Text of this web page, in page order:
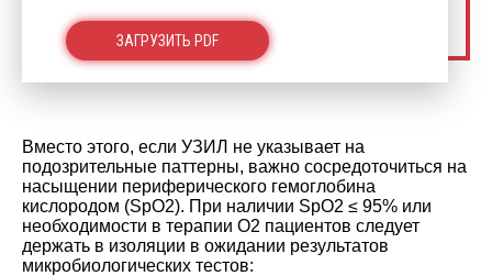
ЗАГРУЗИТЬ PDF
Вместо этого, если УЗИЛ не указывает на
подозрительные паттерны, важно сосредоточиться на
насыщении периферического гемоглобина
кислородом (SpO2). При наличии SpO2 ≤ 95% или
необходимости в терапии O2 пациентов следует
держать в изоляции в ожидании результатов
микробиологических тестов: